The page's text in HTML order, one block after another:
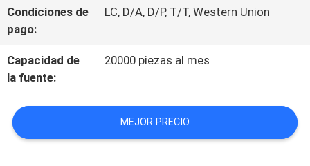
CITA
BLOG/NEWS
MAPA
DEL
Condiciones de
pago:
LC, D/A, D/P, T/T, Western Union
Capacidad de
la fuente:
20000 piezas al mes
MEJOR PRECIO